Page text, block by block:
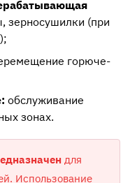
зерносушилки (при
горюче-
обслуживание
зонах.
для
Использование